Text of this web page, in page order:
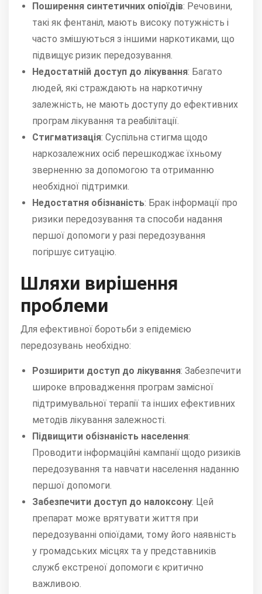
Поширення синтетичних опіоїдів: Речовини,
такі як фентаніл, мають високу потужність і
часто змішуються з іншими наркотиками, що
підвищує ризик передозування.
Недостатній доступ до лікування: Багато
людей, які страждають на наркотичну
залежність, не мають доступу до ефективних
програм лікування та реабілітації.
Стигматизація: Суспільна стигма щодо
наркозалежних осіб перешкоджає їхньому
зверненню за допомогою та отриманню
необхідної підтримки.
Недостатня обізнаність: Брак інформації про
ризики передозування та способи надання
першої допомоги у разі передозування
погіршує ситуацію.
Шляхи вирішення
проблеми
Для ефективної боротьби з епідемією
передозувань необхідно:
Розширити доступ до лікування: Забезпечити
широке впровадження програм замісної
підтримувальної терапії та інших ефективних
методів лікування залежності.
Підвищити обізнаність населення:
Проводити інформаційні кампанії щодо ризиків
передозування та навчати населення наданню
першої допомоги.
Забезпечити доступ до налоксону: Цей
препарат може врятувати життя при
передозуванні опіоїдами, тому його наявність
у громадських місцях та у представників
служб екстреної допомоги є критично
важливою.